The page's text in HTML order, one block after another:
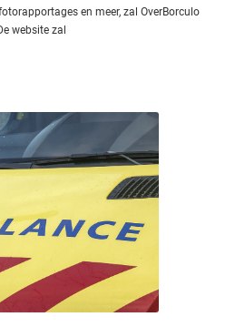
en meer, zal OverBorculo
website zal